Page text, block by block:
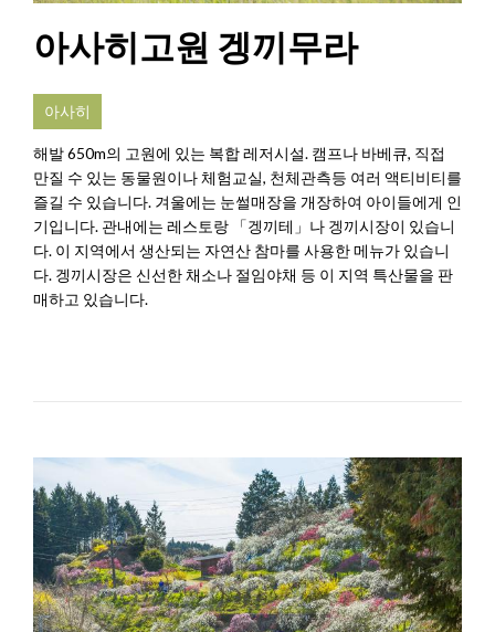
아사히고원 겡끼무라
아사히
해발 650m의 고원에 있는 복합 레저시설. 캠프나 바베큐, 직접
만질 수 있는 동물원이나 체험교실, 천체관측등 여러 액티비티를
즐길 수 있습니다. 겨울에는 눈썰매장을 개장하여 아이들에게 인
기입니다. 관내에는 레스토랑 「겡끼테」나 겡끼시장이 있습니
다. 이 지역에서 생산되는 자연산 참마를 사용한 메뉴가 있습니
다. 겡끼시장은 신선한 채소나 절임야채 등 이 지역 특산물을 판
매하고 있습니다.